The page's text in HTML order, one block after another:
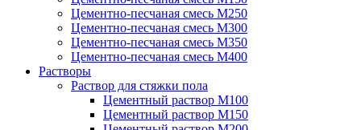
Цементно-песчаная смесь М250
Цементно-песчаная смесь М300
Цементно-песчаная смесь М350
Цементно-песчаная смесь М400
Растворы
Раствор для стяжки пола
Цементный раствор М100
Цементный раствор М150